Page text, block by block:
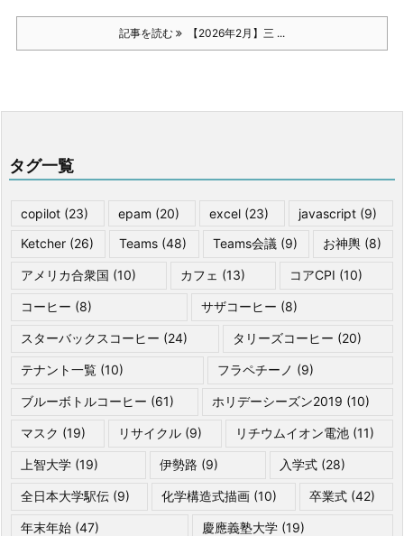
記事を読む 【2026年2月】三 ...
タグ一覧
copilot (23) epam (20) excel (23) javascript (9)
Ketcher (26) Teams (48) Teams会議 (9) お神輿(8)
アメリカ合衆国 (10) カフェ (13) コアCPI (10)
コーヒー (8) サザコーヒー (8)
スターバックスコーヒー (24) タリーズコーヒー (20)
テナント一覧 (10) フラペチーノ (9)
ブルーボトルコーヒー (61) ホリデーシーズン2019 (10)
マスク (19) リサイクル (9) リチウムイオン電池(11)
上智大学 (19) 伊勢路 (9) 入学式 (28)
全日本大学駅伝 (9) 化学構造式描画 (10) 卒業式(42)
年末年始 (47) 慶應義塾大学(19)